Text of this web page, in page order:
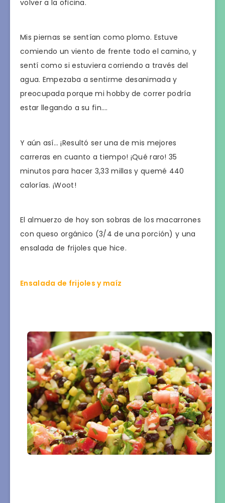
volver a la oficina.
Mis piernas se sentían como plomo. Estuve
comiendo un viento de frente todo el camino, y
sentí como si estuviera corriendo a través del
agua. Empezaba a sentirme desanimada y
preocupada porque mi hobby de correr podría
estar llegando a su fin….
Y aún así… ¡Resultó ser una de mis mejores
carreras en cuanto a tiempo! ¡Qué raro! 35
minutos para hacer 3,33 millas y quemé 440
calorías. ¡Woot!
El almuerzo de hoy son sobras de los macarrones
con queso orgánico (3/4 de una porción) y una
ensalada de frijoles que hice.
Ensalada de frijoles y maíz